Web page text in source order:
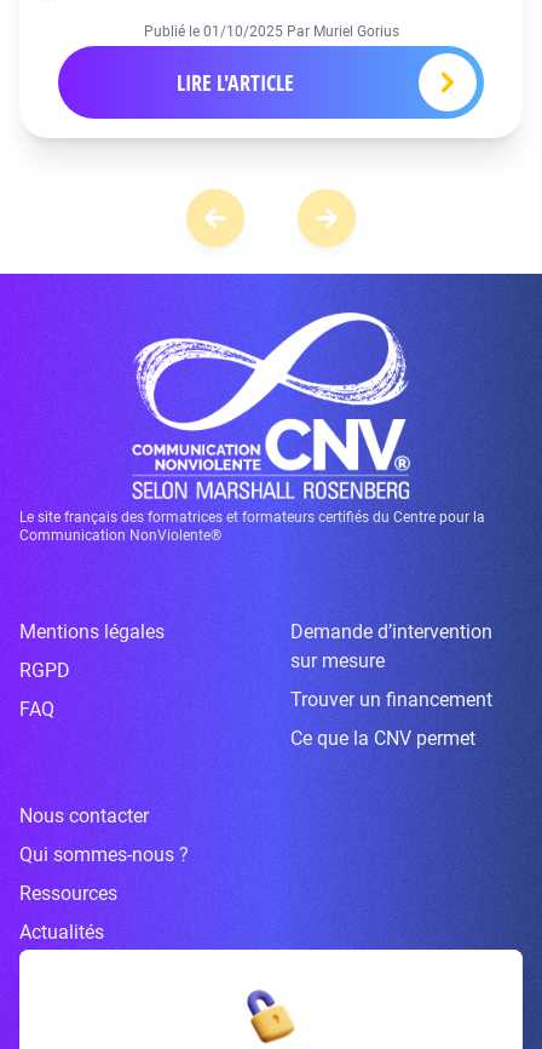
Publié le 01/10/2025 Par Muriel Gorius
LIRE L'ARTICLE
Le site français des formatrices et formateurs certifiés du Centre pour la
Communication NonViolente®
Mentions légales
RGPD
FAQ
Demande d’intervention
sur mesure
Trouver un financement
Ce que la CNV permet
Nous contacter
Qui sommes-nous ?
Ressources
Actualités
Inscrivez-vous à la newsletter